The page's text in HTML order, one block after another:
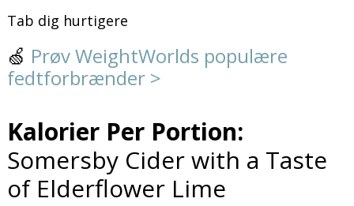
Tab dig hurtigere
🍏 Prøv WeightWorlds populære
fedtforbrænder >
Kalorier Per Portion:
Somersby Cider with a Taste
of Elderflower Lime